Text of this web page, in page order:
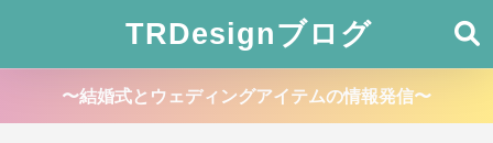
TRDesignブログ
〜結婚式とウェディングアイテムの情報発信〜